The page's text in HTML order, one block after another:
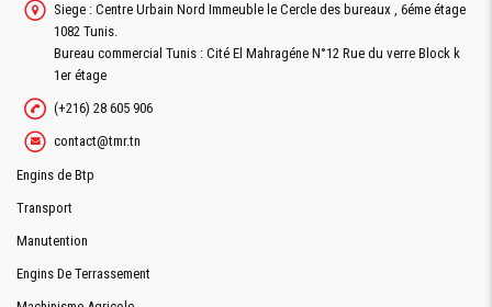
Siege : Centre Urbain Nord Immeuble le Cercle des bureaux , 6éme étage
1082 Tunis.
Bureau commercial Tunis : Cité El Mahragéne N°12 Rue du verre Block k
1er étage
(+216) 28 605 906
contact@tmr.tn
Engins de Btp
Transport
Manutention
Engins De Terrassement